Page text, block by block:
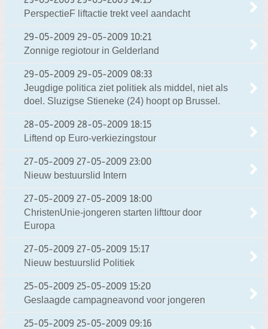
PerspectieF liftactie trekt veel aandacht
29-05-2009 29-05-2009 10:21
Zonnige regiotour in Gelderland
29-05-2009 29-05-2009 08:33
Jeugdige politica ziet politiek als middel, niet als
doel. Sluzigse Stieneke (24) hoopt op Brussel.
28-05-2009 28-05-2009 18:15
Liftend op Euro-verkiezingstour
27-05-2009 27-05-2009 23:00
Nieuw bestuurslid Intern
27-05-2009 27-05-2009 18:00
ChristenUnie-jongeren starten lifttour door
Europa
27-05-2009 27-05-2009 15:17
Nieuw bestuurslid Politiek
25-05-2009 25-05-2009 15:20
Geslaagde campagneavond voor jongeren
25-05-2009 25-05-2009 09:16